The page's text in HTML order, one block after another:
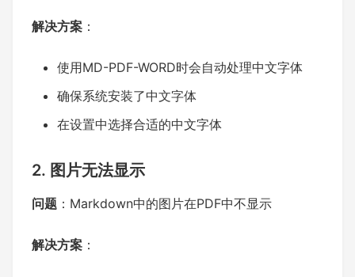
解决方案 ：
使用MD-PDF-WORD时会自动处理中文字体
确保系统安装了中文字体
在设置中选择合适的中文字体
2. 图片无法显示
问题 ：Markdown中的图片在PDF中不显示
解决方案 ：